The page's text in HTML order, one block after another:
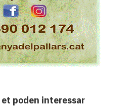
poden interessar